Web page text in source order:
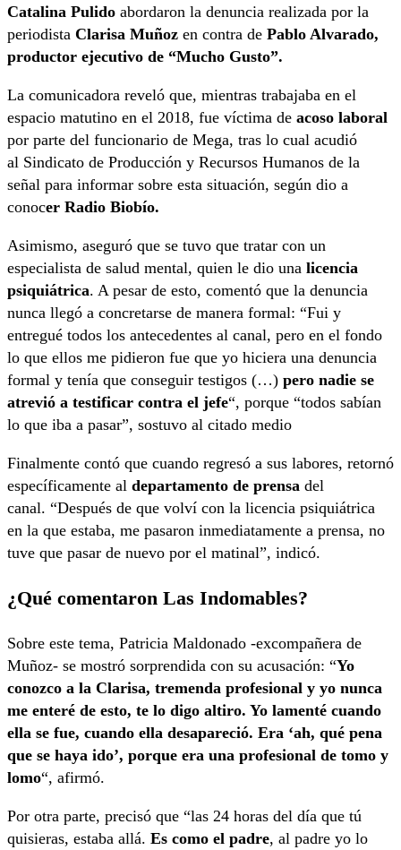
Catalina Pulido abordaron la denuncia realizada por la
periodista Clarisa Muñoz en contra de Pablo Alvarado,
productor ejecutivo de “Mucho Gusto”.
La comunicadora reveló que, mientras trabajaba en el
espacio matutino en el 2018, fue víctima de acoso laboral
por parte del funcionario de Mega, tras lo cual acudió
al Sindicato de Producción y Recursos Humanos de la
señal para informar sobre esta situación, según dio a
conocer Radio Biobío.
Asimismo, aseguró que se tuvo que tratar con un
especialista de salud mental, quien le dio una licencia
psiquiátrica. A pesar de esto, comentó que la denuncia
nunca llegó a concretarse de manera formal: “Fui y
entregué todos los antecedentes al canal, pero en el fondo
lo que ellos me pidieron fue que yo hiciera una denuncia
formal y tenía que conseguir testigos (…) pero nadie se
atrevió a testificar contra el jefe“, porque “todos sabían
lo que iba a pasar”, sostuvo al citado medio
Finalmente contó que cuando regresó a sus labores, retornó
específicamente al departamento de prensa del
canal. “Después de que volví con la licencia psiquiátrica
en la que estaba, me pasaron inmediatamente a prensa, no
tuve que pasar de nuevo por el matinal”, indicó.
¿Qué comentaron Las Indomables?
Sobre este tema, Patricia Maldonado -excompañera de
Muñoz- se mostró sorprendida con su acusación: “Yo
conozco a la Clarisa, tremenda profesional y yo nunca
me enteré de esto, te lo digo altiro. Yo lamenté cuando
ella se fue, cuando ella desapareció. Era ‘ah, qué pena
que se haya ido’, porque era una profesional de tomo y
lomo“, afirmó.
Por otra parte, precisó que “las 24 horas del día que tú
quisieras, estaba allá. Es como el padre, al padre yo lo